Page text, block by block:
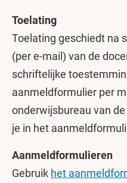
Toelating
Toelating geschiedt na
(per e-mail) van de
schriftelijke
aanmeldformulier per
onderwijsbureau van
je in het
Aanmeldformulieren
Gebruik het